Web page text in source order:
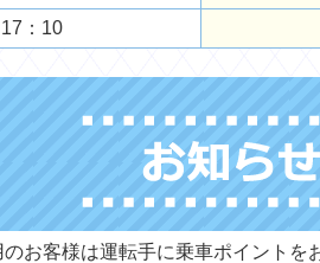
17：10
お客様は運転手に乗車ポイントを